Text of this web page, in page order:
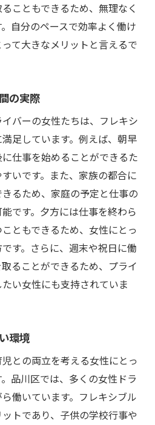
こともできるため、無理なく
自分のペースで効率よく働け
て大きなメリットと言えるで
の実際
バーの女性たちは、フレキシ
足しています。例えば、朝早
仕事を始めることができるた
いです。また、家族の都合に
るため、家庭の予定と仕事の
です。夕方には仕事を終わら
ともできるため、女性にとっ
す。さらに、週末や祝日に働
ることができるため、プライ
い女性にも支持されていま
環境
との両立を考える女性にとっ
品川区では、多くの女性ドラ
働いています。フレキシブル
トであり、子供の学校行事や